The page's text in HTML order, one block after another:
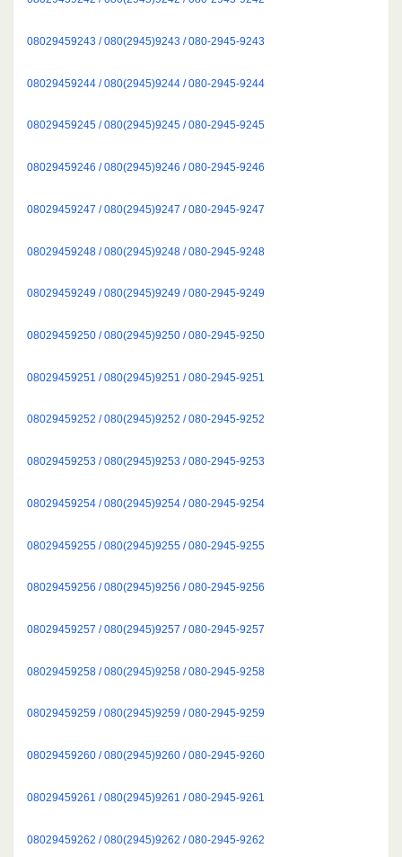
08029459243 / 080(2945)9243 / 080-2945-9243
08029459244 / 080(2945)9244 / 080-2945-9244
08029459245 / 080(2945)9245 / 080-2945-9245
08029459246 / 080(2945)9246 / 080-2945-9246
08029459247 / 080(2945)9247 / 080-2945-9247
08029459248 / 080(2945)9248 / 080-2945-9248
08029459249 / 080(2945)9249 / 080-2945-9249
08029459250 / 080(2945)9250 / 080-2945-9250
08029459251 / 080(2945)9251 / 080-2945-9251
08029459252 / 080(2945)9252 / 080-2945-9252
08029459253 / 080(2945)9253 / 080-2945-9253
08029459254 / 080(2945)9254 / 080-2945-9254
08029459255 / 080(2945)9255 / 080-2945-9255
08029459256 / 080(2945)9256 / 080-2945-9256
08029459257 / 080(2945)9257 / 080-2945-9257
08029459258 / 080(2945)9258 / 080-2945-9258
08029459259 / 080(2945)9259 / 080-2945-9259
08029459260 / 080(2945)9260 / 080-2945-9260
08029459261 / 080(2945)9261 / 080-2945-9261
08029459262 / 080(2945)9262 / 080-2945-9262